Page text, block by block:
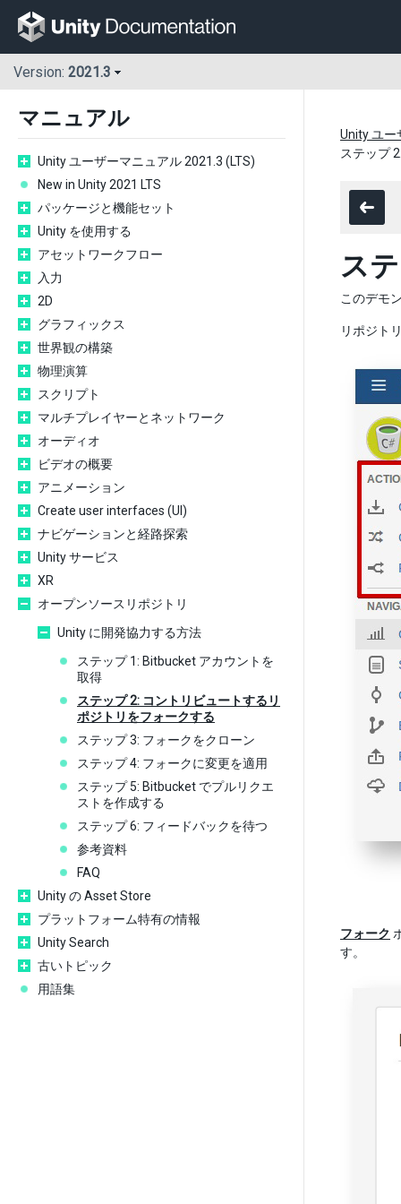
Version: 2021.3
マニュアル
Unity ユーザーマニュアル 2021.3 (LTS)
New in Unity 2021 LTS
パッケージと機能セット
Unity を使用する
アセットワークフロー
入力
2D
グラフィックス
世界観の構築
物理演算
スクリプト
マルチプレイヤーとネットワーク
オーディオ
ビデオの概要
アニメーション
Create user interfaces (UI)
ナビゲーションと経路探索
Unity サービス
XR
オープンソースリポジトリ
Unity に開発協力する方法
ステップ 1: Bitbucket アカウントを
取得
ステップ 2: コントリビュートするリ
ポジトリをフォークする
ステップ 3: フォークをクローン
ステップ 4: フォークに変更を適用
ステップ 5: Bitbucket でプルリクエ
ストを作成する
ステップ 6: フィードバックを待つ
参考資料
FAQ
Unity の Asset Store
プラットフォーム特有の情報
Unity Search
古いトピック
用語集
Unity ユー
ステップ
ス
このデモ
リポジト
フォーク
す。